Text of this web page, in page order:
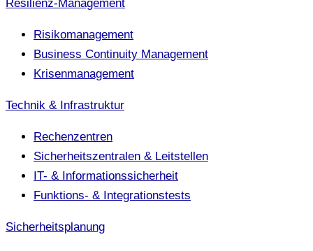
Resilienz-Management
Risikomanagement
Business Continuity Management
Krisenmanagement
Technik & Infrastruktur
Rechenzentren
Sicherheitszentralen & Leitstellen
IT- & Informationssicherheit
Funktions- & Integrationstests
Sicherheitsplanung